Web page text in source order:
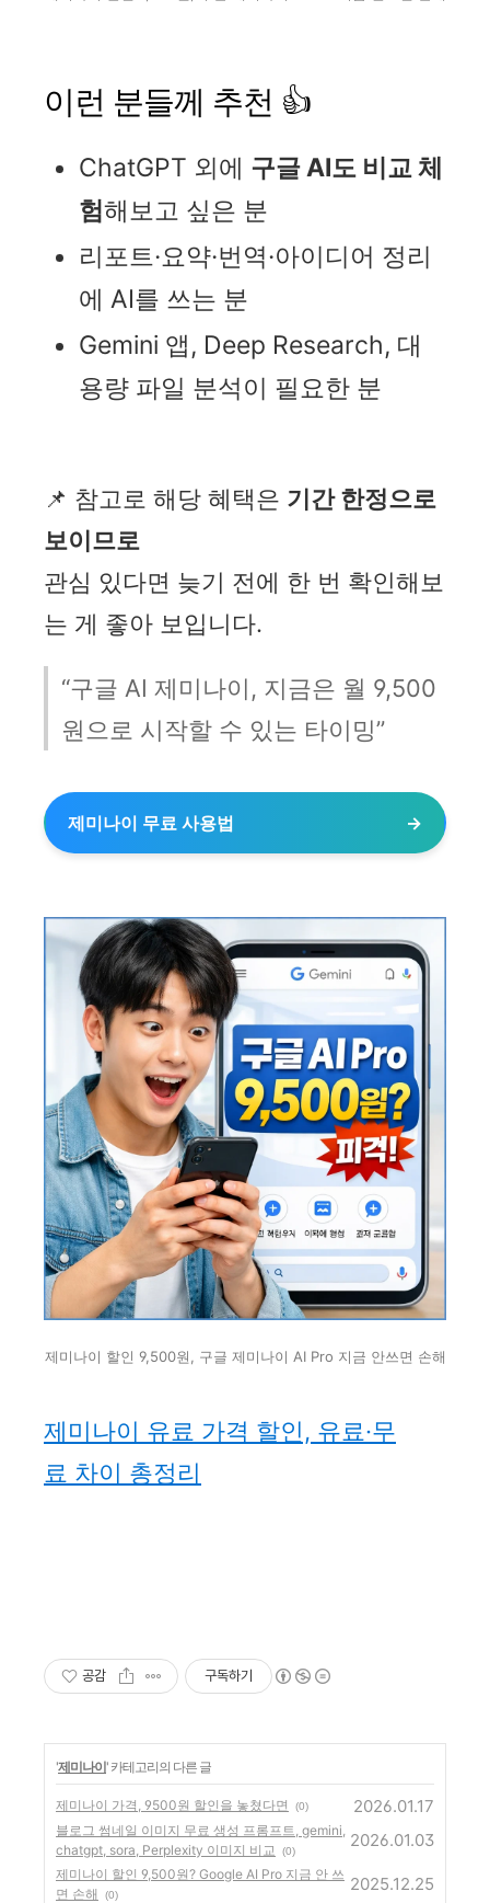
이런 분들께 추천 👍
ChatGPT 외에 구글 AI도 비교 체
험해보고 싶은 분
리포트·요약·번역·아이디어 정리
에 AI를 쓰는 분
Gemini 앱, Deep Research, 대
용량 파일 분석이 필요한 분
📌 참고로 해당 혜택은 기간 한정으로
보이므로
관심 있다면 늦기 전에 한 번 확인해보
는 게 좋아 보입니다.
“구글 AI 제미나이, 지금은 월 9,500
원으로 시작할 수 있는 타이밍”
제미나이 무료 사용법
제미나이 할인 9,500원, 구글 제미나이 AI Pro 지금 안쓰면 손해
제미나이 유료 가격 할인, 유료·무
료 차이 총정리
공감 구독하기
'제미나이' 카테고리의 다른 글
제미나이 가격, 9500원 할인을 놓쳤다면 (0) 2026.01.17
블로그 썸네일 이미지 무료 생성 프롬프트, gemini,
chatgpt, sora, Perplexity 이미지 비교
(0)
2026.01.03
제미나이 할인 9,500원? Google AI Pro 지금 안 쓰
면 손해
(0)
2025.12.25